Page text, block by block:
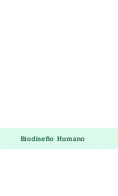
Biodiseño Humano